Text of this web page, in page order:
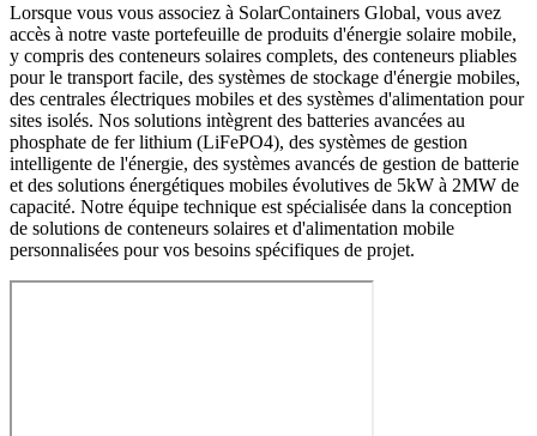
Lorsque vous vous associez à SolarContainers Global, vous avez
accès à notre vaste portefeuille de produits d'énergie solaire mobile,
y compris des conteneurs solaires complets, des conteneurs pliables
pour le transport facile, des systèmes de stockage d'énergie mobiles,
des centrales électriques mobiles et des systèmes d'alimentation pour
sites isolés. Nos solutions intègrent des batteries avancées au
phosphate de fer lithium (LiFePO4), des systèmes de gestion
intelligente de l'énergie, des systèmes avancés de gestion de batterie
et des solutions énergétiques mobiles évolutives de 5kW à 2MW de
capacité. Notre équipe technique est spécialisée dans la conception
de solutions de conteneurs solaires et d'alimentation mobile
personnalisées pour vos besoins spécifiques de projet.